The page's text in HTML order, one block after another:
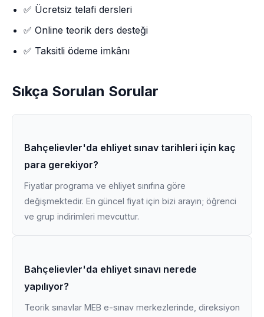
✅ Ücretsiz telafi dersleri
✅ Online teorik ders desteği
✅ Taksitli ödeme imkânı
Sıkça Sorulan Sorular
Bahçelievler'da ehliyet sınav tarihleri için kaç
para gerekiyor?
Fiyatlar programa ve ehliyet sınıfına göre
değişmektedir. En güncel fiyat için bizi arayın; öğrenci
ve grup indirimleri mevcuttur.
Bahçelievler'da ehliyet sınavı nerede
yapılıyor?
Teorik sınavlar MEB e-sınav merkezlerinde, direksiyon